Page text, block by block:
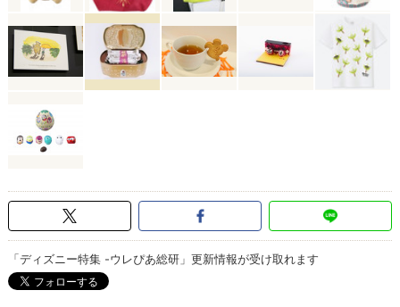
「ディズニー特集 -ウレぴあ総研」更新情報が受け取れます